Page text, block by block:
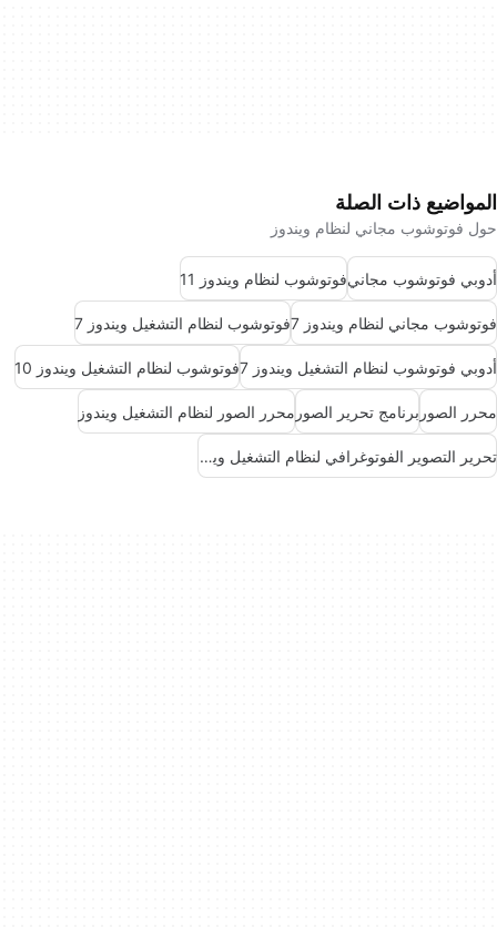
المواضيع ذات الصلة
حول فوتوشوب مجاني لنظام ويندوز
أدوبي فوتوشوب مجانيفوتوشوب لنظام ويندوز 11
فوتوشوب مجاني لنظام ويندوز 7 فوتوشوب لنظام التشغيل ويندوز 7
أدوبي فوتوشوب لنظام التشغيل ويندوز 7 فوتوشوب لنظام التشغيل ويندوز 10
محرر الصور برنامج تحرير الصور محرر الصور لنظام التشغيل ويندوز
تحرير التصوير الفوتوغرافي لنظام التشغيل ويندوز